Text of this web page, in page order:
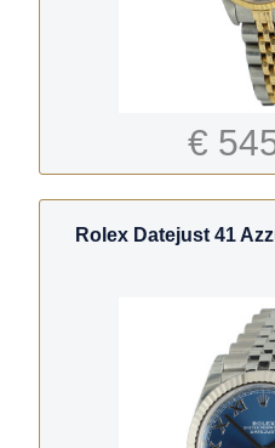
€
Rolex Datejust 41